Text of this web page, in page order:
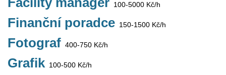
100-5000 Kč/h
Finanční poradce 150-1500 Kč/h
Fotograf 400-750 Kč/h
Grafik 100-500 Kč/h